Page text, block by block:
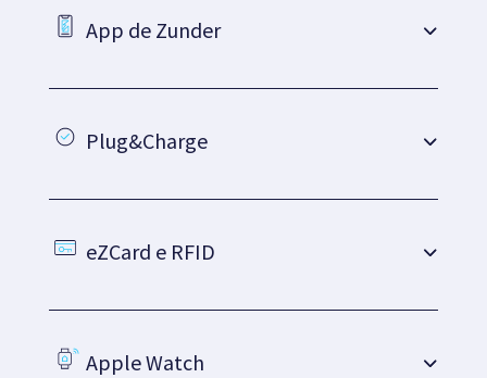
App de Zunder
Plug&Charge
eZCard e RFID
Apple Watch